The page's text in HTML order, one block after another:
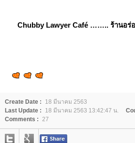
Chubby Lawyer Café …….. ร้านอร่
Create Date :
18 มีนาคม 2563
Last Update :
18 มีนาคม 2563 13:42:47 น.
Comments : 27